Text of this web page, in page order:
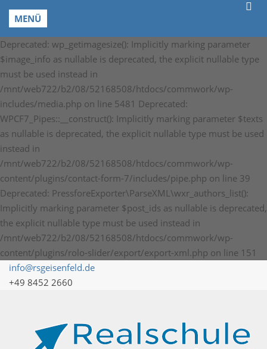
MENÜ
Deprecated: wp_getimagesize(): Implicitly marking parameter
$image_info as nullable is deprecated, the explicit nullable type
must be used instead in
/mnt/web722/b2/08/52168508/htdocs/commwork/wp-
includes/media.php on line 5481 Deprecated:
WPCF7_Pipes::__construct(): Implicitly marking parameter $texts
as nullable is deprecated, the explicit nullable type must be used
instead in
/mnt/web722/b2/08/52168508/htdocs/commwork/wp-
content/plugins/contact-form-7/includes/pipe.php on line 39
Deprecated: PressforeExporter\ParseXML\wxr_authors_list():
Implicitly marking parameter $post_ids as nullable is deprecated,
the explicit nullable type must be used instead in
/mnt/web722/b2/08/52168508/htdocs/commwork/wp-
content/plugins/rolo-slider/export/export-xml.php on line 151
info@rsgeisenfeld.de
+49 8452 2660